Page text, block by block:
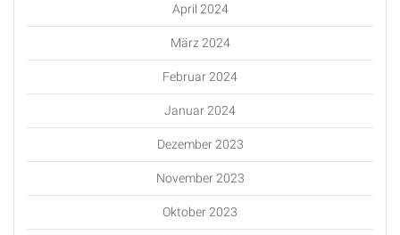
April 2024
März 2024
Februar 2024
Januar 2024
Dezember 2023
November 2023
Oktober 2023